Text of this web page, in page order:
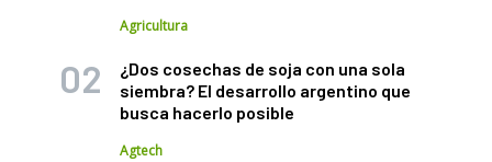
Agricultura
¿Dos cosechas de soja con una sola
siembra? El desarrollo argentino que
busca hacerlo posible
Agtech